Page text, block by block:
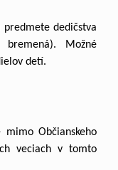
dedičstva
Možné
detí.
mimo Občianskeho
veciach v tomto